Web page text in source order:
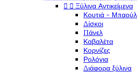
  Ξύλινα Αντικείμενα
Κουτιά -
Δίσκοι
Πάνελ
Καβαλέτα
Κορνίζες
Ρολόγια
Διάφορα ξύλινα